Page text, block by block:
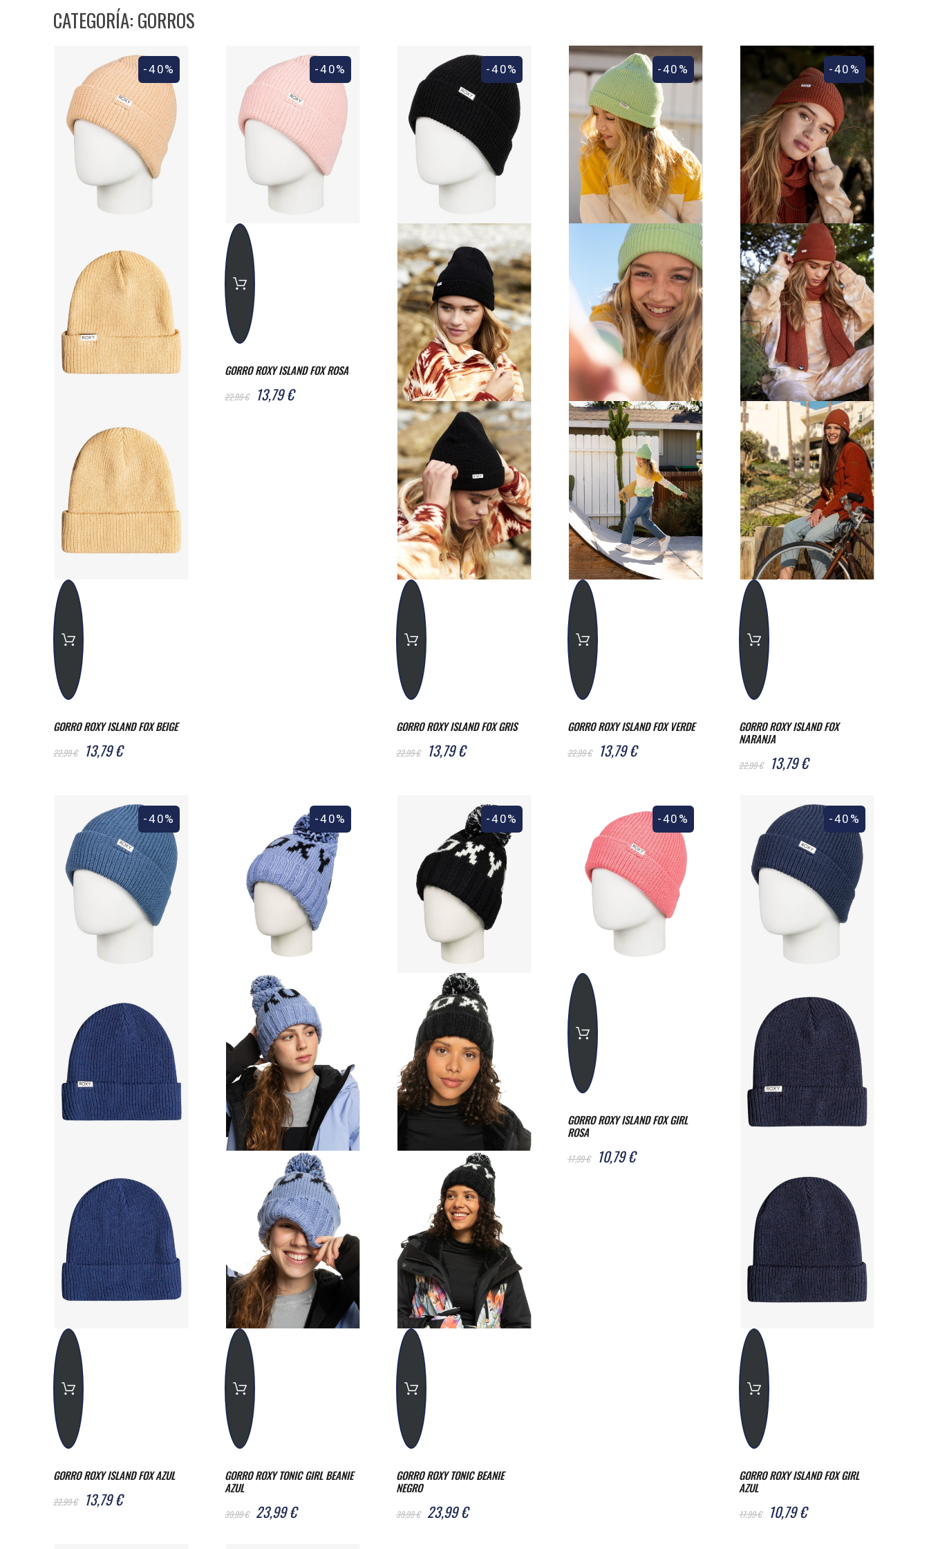
¡Haz tu pedido hoy mismo y disfruta de la mejor calidad y diseño!
CATEGORÍA: GORROS
GORRO ROXY ISLAND FOX BEIGE
22,99 € 13,79 €
-40%
GORRO ROXY ISLAND FOX ROSA
22,99 € 13,79 €
-40%
GORRO ROXY ISLAND FOX GRIS
22,99 € 13,79 €
-40%
GORRO ROXY ISLAND FOX VERDE
22,99 € 13,79 €
-40%
GORRO ROXY ISLAND FOX
NARANJA
22,99 € 13,79 €
-40%
GORRO ROXY ISLAND FOX AZUL
22,99 € 13,79 €
-40%
GORRO ROXY TONIC GIRL BEANIE
AZUL
39,99 € 23,99 €
-40%
GORRO ROXY TONIC BEANIE
NEGRO
39,99 € 23,99 €
-40%
GORRO ROXY ISLAND FOX GIRL
ROSA
17,99 € 10,79 €
-40%
GORRO ROXY ISLAND FOX GIRL
AZUL
17,99 € 10,79 €
-40%